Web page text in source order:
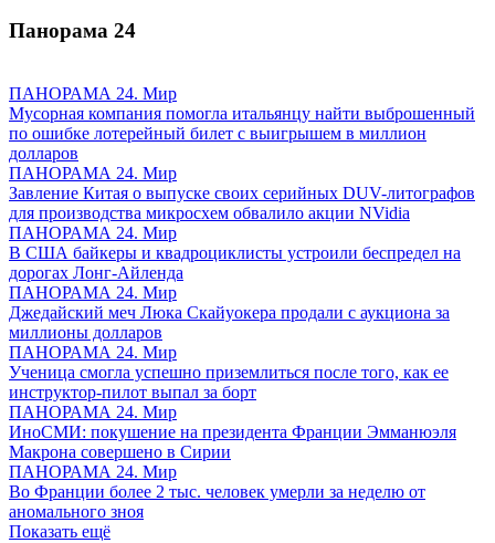
Панорама 24
ПАНОРАМА 24. Мир
Мусорная компания помогла итальянцу найти выброшенный
по ошибке лотерейный билет с выигрышем в миллион
долларов
ПАНОРАМА 24. Мир
Завление Китая о выпуске своих серийных DUV-литографов
для производства микросхем обвалило акции NVidia
ПАНОРАМА 24. Мир
В США байкеры и квадроциклисты устроили беспредел на
дорогах Лонг-Айленда
ПАНОРАМА 24. Мир
Джедайский меч Люка Скайуокера продали с аукциона за
миллионы долларов
ПАНОРАМА 24. Мир
Ученица смогла успешно приземлиться после того, как ее
инструктор-пилот выпал за борт
ПАНОРАМА 24. Мир
ИноСМИ: покушение на президента Франции Эмманюэля
Макрона совершено в Сирии
ПАНОРАМА 24. Мир
Во Франции более 2 тыс. человек умерли за неделю от
аномального зноя
Показать ещё